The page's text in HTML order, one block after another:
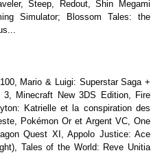
Steep, Redout, Shin Megami
Simulator; Blossom Tales: the
Mario & Luigi: Superstar Saga +
Minecraft New 3DS Edition, Fire
Katrielle et la conspiration des
Pokémon Or et Argent VC, One
Quest XI, Appolo Justice: Ace
Tales of the World: Reve Unitia